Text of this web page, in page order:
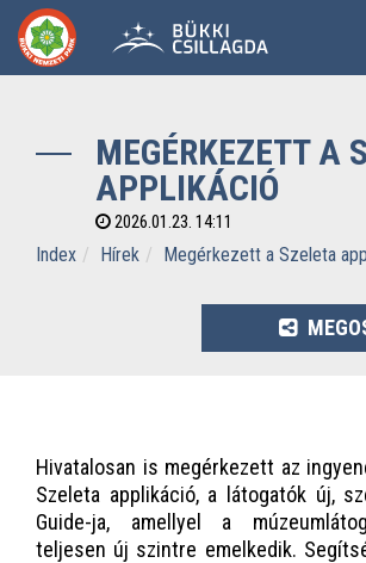
MEGÉRKEZETT A
APPLIKÁCIÓ
2026.01.23. 14:11
Index Hírek Megérkezett a Szeleta
Hivatalosan is megérkezett az
Szeleta applikáció, a látogatók új,
Guide-ja, amellyel a
teljesen új szintre emelkedik.